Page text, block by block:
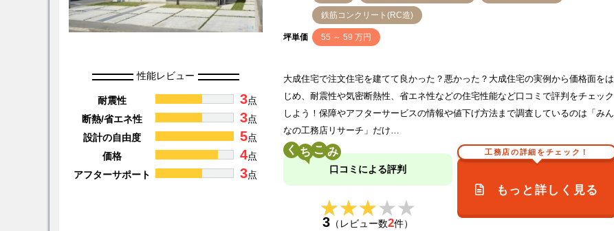
鉄筋コンクリート(RC造)
坪単価 55 ～ 59 万円
性能レビュー
耐震性 3点
断熱/省エネ性
3点
設計の自由度
5点
価格
4点
アフターサポート
3点
大成住宅で注文住宅を建てて良かった？悪かった？大成住宅の実例から価格面をは
じめ、耐震性や気密断熱性、省エネ性などの住宅性能など口コミで評判をチェック
しよう！保障やアフターサービスの情報や値下げ方法まで調査しているのは「みん
なの工務店リサーチ」だけ…
く こ
口コミによる評判
★★★★★
★★★★★
3 （レビュー数2件）
工務店の詳細をチェック！
もっと詳しく見る